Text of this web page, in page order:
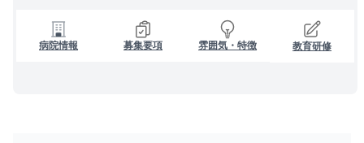
病院情報 募集要項 雰囲気・特徴 教育研修